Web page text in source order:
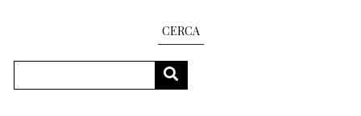
CERCA
CERCA